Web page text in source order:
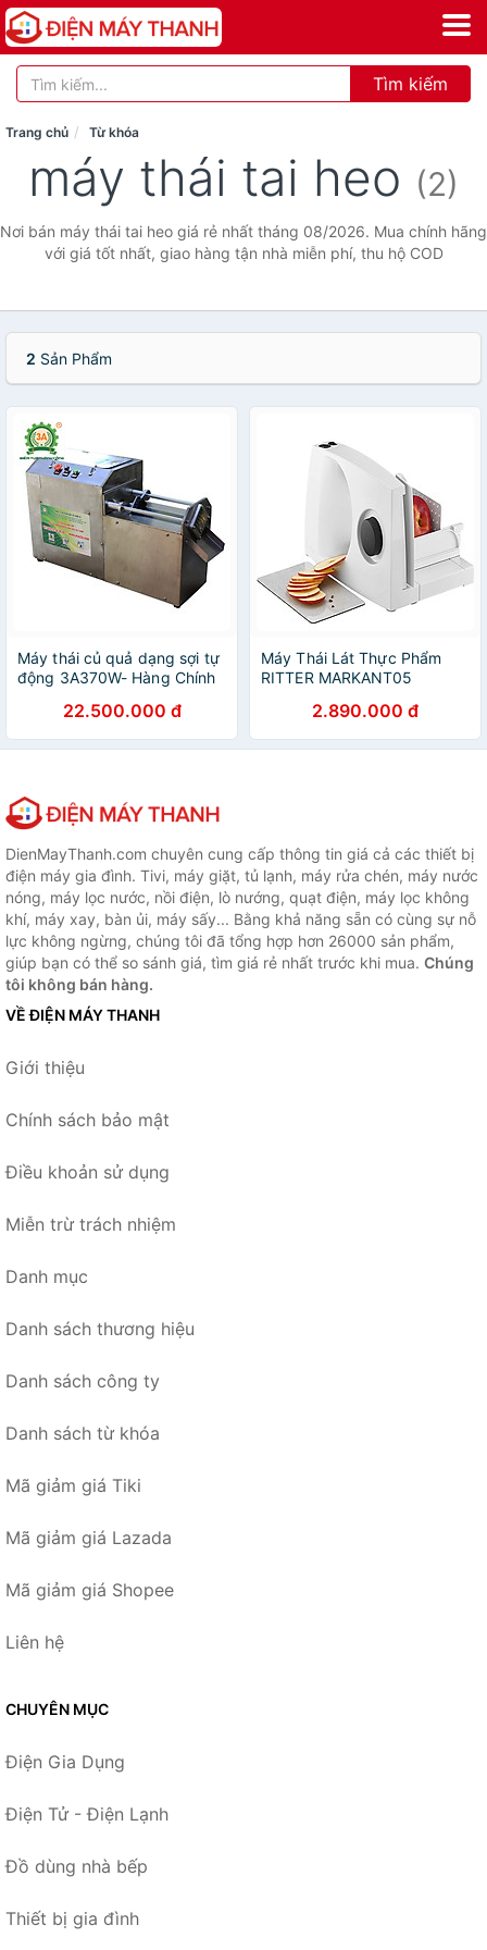
Tìm kiếm
Trang chủ Từ khóa
máy thái tai heo (2)
Nơi bán máy thái tai heo giá rẻ nhất tháng 08/2026. Mua chính hãng
với giá tốt nhất, giao hàng tận nhà miễn phí, thu hộ COD
2 Sản Phẩm
Máy thái củ quả dạng sợi tự
động 3A370W- Hàng Chính
22.500.000 đ
Máy Thái Lát Thực Phẩm
RITTER MARKANT05
Từ Đức2.890.000 đ
DienMayThanh.com chuyên cung cấp thông tin giá cả các thiết bị
điện máy gia đình. Tivi, máy giặt, tủ lạnh, máy rửa chén, máy nước
nóng, máy lọc nước, nồi điện, lò nướng, quạt điện, máy lọc không
khí, máy xay, bàn ủi, máy sấy... Bằng khả năng sẵn có cùng sự nỗ
lực không ngừng, chúng tôi đã tổng hợp hơn 26000 sản phẩm,
giúp bạn có thể so sánh giá, tìm giá rẻ nhất trước khi mua. Chúng
tôi không bán hàng.
VỀ ĐIỆN MÁY THANH
Giới thiệu
Chính sách bảo mật
Điều khoản sử dụng
Miễn trừ trách nhiệm
Danh mục
Danh sách thương hiệu
Danh sách công ty
Danh sách từ khóa
Mã giảm giá Tiki
Mã giảm giá Lazada
Mã giảm giá Shopee
Liên hệ
CHUYÊN MỤC
Điện Gia Dụng
Điện Tử - Điện Lạnh
Đồ dùng nhà bếp
Thiết bị gia đình